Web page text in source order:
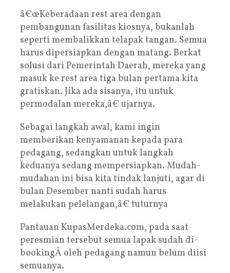
â€œKeberadaan rest area dengan
pembangunan fasilitas kiosnya, bukanlah
seperti membalikkan telapak tangan. Semua
harus dipersiapkan dengan matang. Berkat
solusi dari Pemerintah Daerah, mereka yang
masuk ke rest area tiga bulan pertama kita
gratiskan. Jika ada sisanya, itu untuk
permodalan mereka,â€ ujarnya.
Sebagai langkah awal, kami ingin
memberikan kenyamanan kepada para
pedagang, sedangkan untuk langkah
keduanya sedang mempersiapkan. Mudah-
mudahan ini bisa kita tindak lanjuti, agar di
bulan Desember nanti sudah harus
melakukan pelelangan,â€ tuturnya
Pantauan KupasMerdeka.com, pada saat
peresmian tersebut semua lapak sudah di-
bookingÂ oleh pedagang namun belum diisi
semuanya.